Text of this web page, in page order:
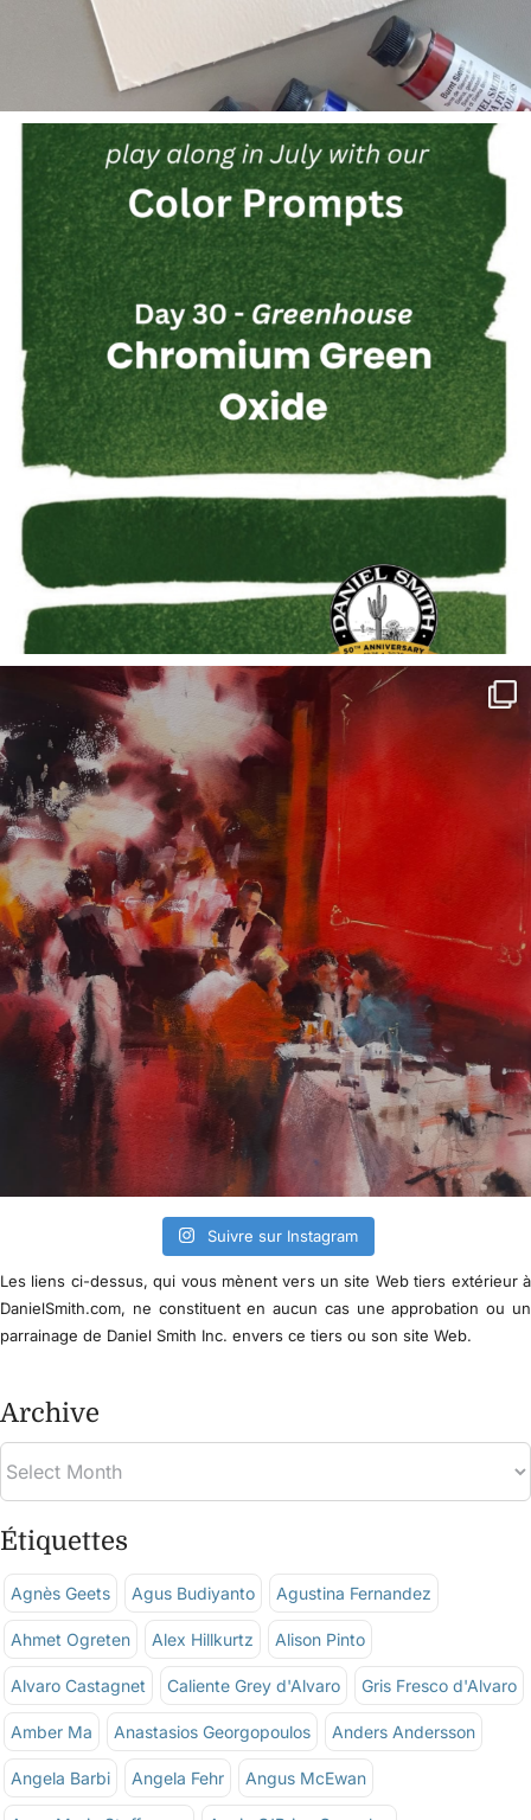
Suivre sur Instagram
Les liens ci-dessus, qui vous mènent vers un site Web tiers extérieur à
DanielSmith.com, ne constituent en aucun cas une approbation ou un
parrainage de Daniel Smith Inc. envers ce tiers ou son site Web.
Archive
Étiquettes
Agnès Geets Agus Budiyanto Agustina Fernandez
Ahmet Ogreten Alex Hillkurtz Alison Pinto
Alvaro Castagnet Caliente Grey d'Alvaro Gris Fresco d'Alvaro
Amber Ma Anastasios Georgopoulos Anders Andersson
Angela Barbi Angela Fehr Angus McEwan